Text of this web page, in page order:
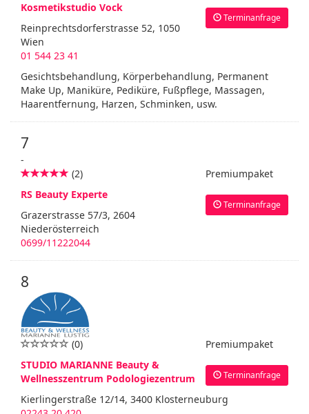
Terminanfrage
Kosmetikstudio Vock
Reinprechtsdorferstrasse 52, 1050
Wien
01 544 23 41
Gesichtsbehandlung, Körperbehandlung, Permanent
Make Up, Maniküre, Pediküre, Fußpflege, Massagen,
Haarentfernung, Harzen, Schminken, usw.
7
-
Premiumpaket
Terminanfrage
(2)
RS Beauty Experte
Grazerstrasse 57/3, 2604
Niederösterreich
0699/11222044
8
Premiumpaket
Terminanfrage
(0)
STUDIO MARIANNE Beauty &
Wellnesszentrum Podologiezentrum
Kierlingerstraße 12/14, 3400 Klosterneuburg